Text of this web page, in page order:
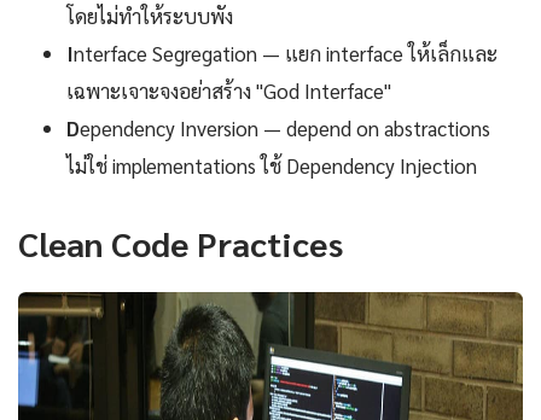
โดยไม่ทำให้ระบบพัง
Interface Segregation — แยก interface ให้เล็กและ
เฉพาะเจาะจงอย่าสร้าง "God Interface"
Dependency Inversion — depend on abstractions
ไม่ใช่ implementations ใช้ Dependency Injection
Clean Code Practices